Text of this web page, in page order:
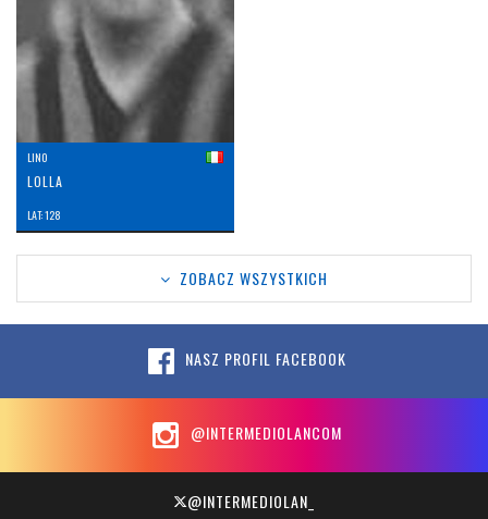
LINO
LOLLA
LAT: 128
ZOBACZ WSZYSTKICH
NASZ PROFIL FACEBOOK
@INTERMEDIOLANCOM
@INTERMEDIOLAN_